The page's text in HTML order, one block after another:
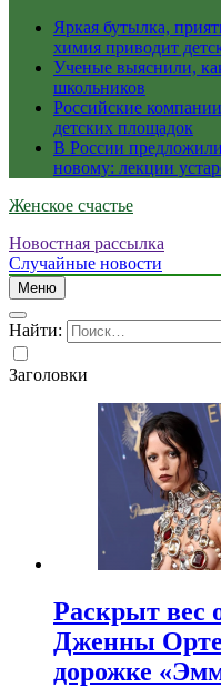
Яркая бутылка,
химия приводит
Ученые выяснили,
школьников
Российские
детских площадок
В России
новому: лекции
Женское счастье
Новостная рассылка
Случайные новости
Меню
Найти:
Заголовки
Раскрыт вес
Дженны
дорожке